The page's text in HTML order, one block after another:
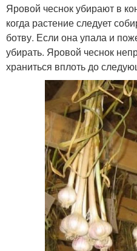
Яровой чеснок убирают в
когда растение следует
ботву. Если она упала и
убирать. Яровой чеснок
храниться вплоть до